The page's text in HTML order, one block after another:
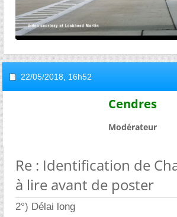
22/05/2018, 16h52
Cendres
Modérateur
Re : Identification de
à lire avant de poster
2°) Délai long